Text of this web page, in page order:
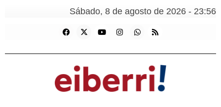
Sábado, 8 de agosto de 2026 - 23:56